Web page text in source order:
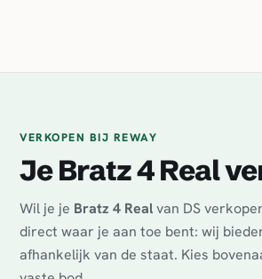
VERKOPEN BIJ REWAY
Je Bratz 4 Real
Wil je je Bratz 4 Realvan DS
direct waar je aan toe bent: wij
afhankelijk van de staat. Kies